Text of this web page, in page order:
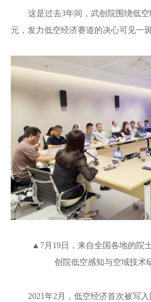
这是过去3年间，武创院围绕低
元，发力低空经济赛道的决心可见一斑
▲7月19日，来自全国各地的院
创院低空感知与空域技术
2021年2月，低空经济首次被写